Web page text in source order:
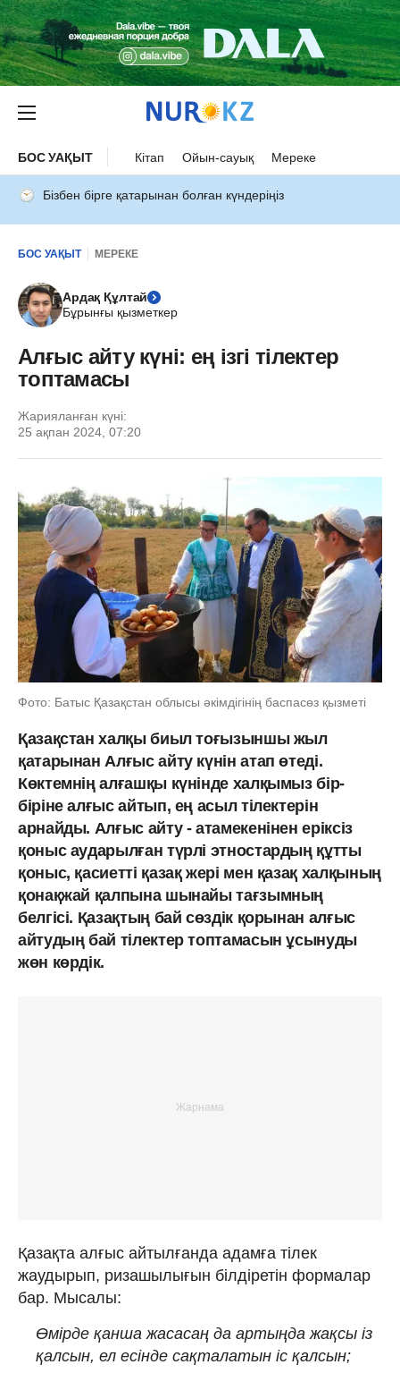
БОС УАҚЫТ Кітап Ойын-сауық Мереке
Бізбен бірге қатарынан болған күндеріңіз
БОС УАҚЫТ МЕРЕКЕ
Ардақ Құлтай
Бұрынғы қызметкер
Алғыс айту күні: ең ізгі тілектер
топтамасы
Жарияланған күні:
25 ақпан 2024, 07:20
Фото: Батыс Қазақстан облысы әкімдігінің баспасөз қызметі
Қазақстан халқы биыл тоғызыншы жыл
қатарынан Алғыс айту күнін атап өтеді.
Көктемнің алғашқы күнінде халқымыз бір-
біріне алғыс айтып, ең асыл тілектерін
арнайды. Алғыс айту - атамекенінен еріксіз
қоныс аударылған түрлі этностардың құтты
қоныс, қасиетті қазақ жері мен қазақ халқының
қонақжай қалпына шынайы тағзымның
белгісі. Қазақтың бай сөздік қорынан алғыс
айтудың бай тілектер топтамасын ұсынуды
жөн көрдік.
Қазақта алғыс айтылғанда адамға тілек
жаудырып, ризашылығын білдіретін формалар
бар. Мысалы:
Өмірде қанша жасасаң да артыңда жақсы із
қалсын, ел есінде сақталатын іс қалсын;